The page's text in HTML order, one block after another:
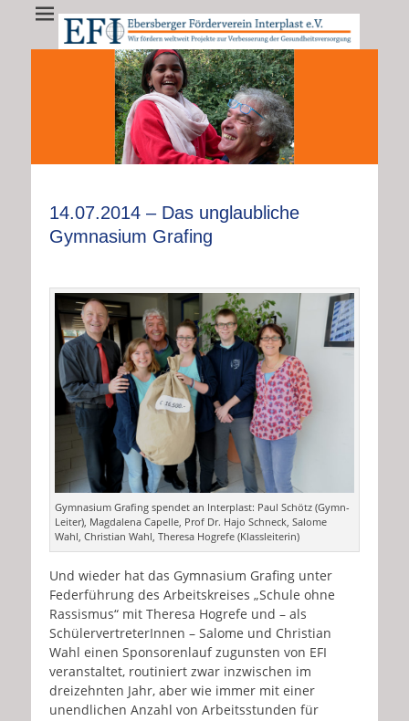
EFI - Ebersberger
Förderverein
Interplast e.V.
EFI e.V. fördert weltweit Projekte zur Verbesserung der
Gesundheitsversorgung
•••••••••••
14.07.2014 – Das unglaubliche
Gymnasium Grafing
Gymnasium Grafing spendet an Interplast: Paul Schötz (Gymn-
Leiter), Magdalena Capelle, Prof Dr. Hajo Schneck, Salome
Wahl, Christian Wahl, Theresa Hogrefe (Klassleiterin)
Und wieder hat das Gymnasium Grafing unter
Federführung des Arbeitskreises „Schule ohne
Rassismus“ mit Theresa Hogrefe und – als
SchülervertreterInnen – Salome und Christian
Wahl einen Sponsorenlauf zugunsten von EFI
veranstaltet, routiniert zwar inzwischen im
dreizehnten Jahr, aber wie immer mit einer
unendlichen Anzahl von Arbeitsstunden für